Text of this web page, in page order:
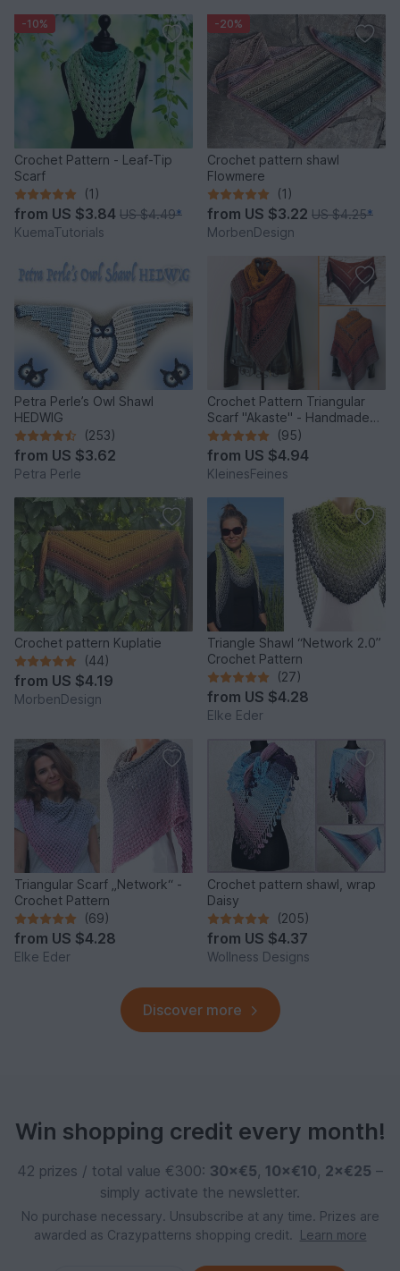
-10%
Crochet Pattern - Leaf-Tip
Scarf
(1)
from US $3.84 US $4.49*
KuemaTutorials
-20%
Crochet pattern shawl
Flowmere
(1)
from US $3.22 US $4.25*
MorbenDesign
Petra Perle’s Owl Shawl
HEDWIG
(253)
from US $3.62
Petra Perle
Crochet Pattern Triangular
Scarf "Akaste" - Handmade
Unique Design
(95)
from US $4.94
KleinesFeines
Crochet pattern Kuplatie
(44)
from US $4.19
MorbenDesign
Triangle Shawl “Network 2.0”
Crochet Pattern
(27)
from US $4.28
Elke Eder
Triangular Scarf „Network“ -
Crochet Pattern
(69)
from US $4.28
Elke Eder
Crochet pattern shawl, wrap
Daisy
(205)
from US $4.37
Wollness Designs
Discover more
Win shopping credit every month!
42 prizes / total value €300: 30×€5, 10×€10, 2×€25 –
simply activate the newsletter.
No purchase necessary. Unsubscribe at any time. Prizes are
awarded as Crazypatterns shopping credit.
Learn more